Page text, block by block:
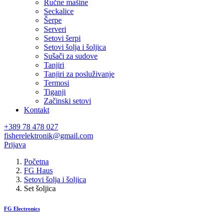
Ručne mašine
Seckalice
Šerpe
Serveri
Setovi šerpi
Setovi šolja i šoljica
Sušači za sudove
Tanjiri
Tanjiri za posluživanje
Termosi
Tiganji
Začinski setovi
Kontakt
+389 78 478 027
fisherelektronik@gmail.com
Prijava
Početna
FG Haus
Setovi šolja i šoljica
Set šoljica
FG Electronics